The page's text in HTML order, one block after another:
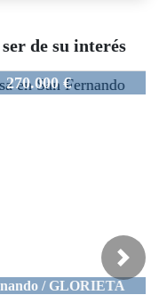
de su interés
Next